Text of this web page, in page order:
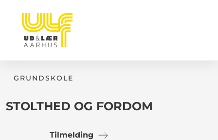
GRUNDSKOLE
STOLTHED OG FORDOM
Tilmelding